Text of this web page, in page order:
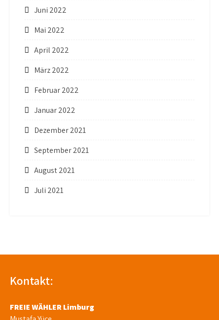
Juni 2022
Mai 2022
April 2022
März 2022
Februar 2022
Januar 2022
Dezember 2021
September 2021
August 2021
Juli 2021
Kontakt:
FREIE WÄHLER Limburg